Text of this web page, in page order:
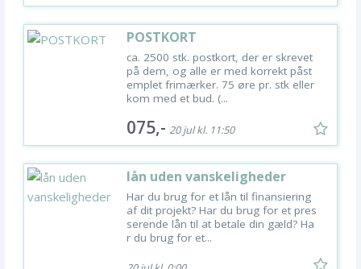
POSTKORT
ca. 2500 stk. postkort, der er skrevet
på dem, og alle er med korrekt påst
emplet frimærker. 75 øre pr. stk eller
kom med et bud. (...
075,- 20 jul kl. 11:50
lån uden vanskeligheder
Har du brug for et lån til finansiering
af dit projekt? Har du brug for et pres
serende lån til at betale din gæld? Ha
r du brug for et...